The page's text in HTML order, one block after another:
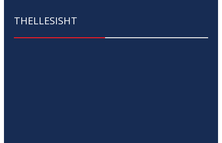
THELLESISHT